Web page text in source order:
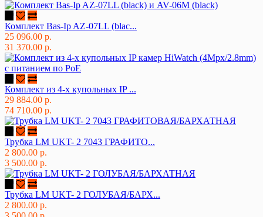
Комплект Bas-Ip AZ-07LL (blac...
25 096.00 р.
31 370.00 р.
Комплект из 4-х купольных IP ...
29 884.00 р.
74 710.00 р.
Трубка LM UKT- 2 7043 ГРАФИТО...
2 800.00 р.
3 500.00 р.
Трубка LM UKT- 2 ГОЛУБАЯ/БАРХ...
2 800.00 р.